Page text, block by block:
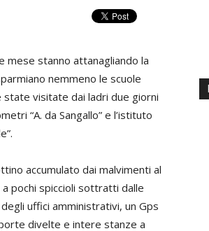
mese stanno attanagliando la
nemmeno le scuole
state visitate dai ladri due giorni
“A. da Sangallo” e l’istituto
accumulato dai malvimenti al
pochi spiccioli sottratti dalle
uffici amministrativi, un Gps
divelte e intere stanze a